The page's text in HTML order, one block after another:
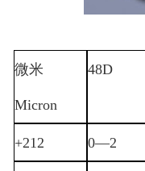
微米
Micron
48D
+212 0—2